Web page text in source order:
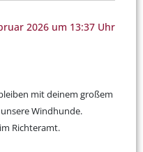
2026 um 13:37 Uhr
mit deinem großem
Windhunde.
Richteramt.